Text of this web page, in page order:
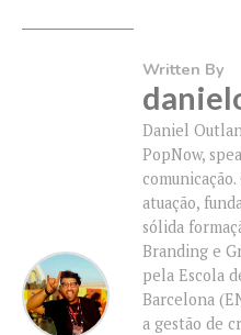
Written By
Daniel
PopNow,
atuação,
sólida
Branding e
pela Escola
Barcelona
a gestão de